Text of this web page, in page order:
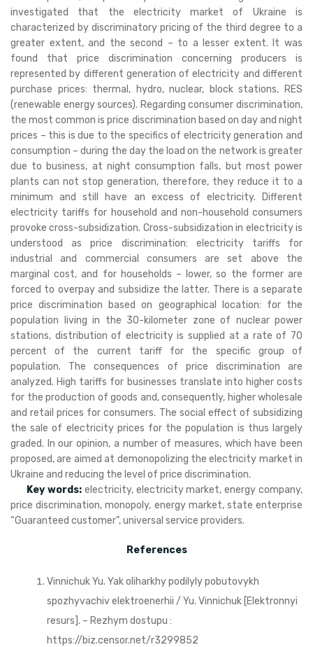
investigated that the electricity market of Ukraine is
characterized by discriminatory pricing of the third degree to a
greater extent, and the second – to a lesser extent. It was
found that price discrimination concerning producers is
represented by different generation of electricity and different
purchase prices: thermal, hydro, nuclear, block stations, RES
(renewable energy sources). Regarding consumer discrimination,
the most common is price discrimination based on day and night
prices – this is due to the specifics of electricity generation and
consumption – during the day the load on the network is greater
due to business, at night consumption falls, but most power
plants can not stop generation, therefore, they reduce it to a
minimum and still have an excess of electricity. Different
electricity tariffs for household and non-household consumers
provoke cross-subsidization. Cross-subsidization in electricity is
understood as price discrimination: electricity tariffs for
industrial and commercial consumers are set above the
marginal cost, and for households – lower, so the former are
forced to overpay and subsidize the latter. There is a separate
price discrimination based on geographical location: for the
population living in the 30-kilometer zone of nuclear power
stations, distribution of electricity is supplied at a rate of 70
percent of the current tariff for the specific group of
population. The consequences of price discrimination are
analyzed. High tariffs for businesses translate into higher costs
for the production of goods and, consequently, higher wholesale
and retail prices for consumers. The social effect of subsidizing
the sale of electricity prices for the population is thus largely
graded. In our opinion, a number of measures, which have been
proposed, are aimed at demonopolizing the electricity market in
Ukraine and reducing the level of price discrimination.
Key words:electricity, electricity market, energy company,
price discrimination, monopoly, energy market, state enterprise
“Guaranteed customer”, universal service providers.
References
Vinnichuk Yu. Yak oliharkhy podilyly pobutovykh
spozhyvachiv elektroenerhii / Yu. Vinnichuk [Elektronnyi
resurs]. – Rezhym dostupu :
https://biz.censor.net/r3299852